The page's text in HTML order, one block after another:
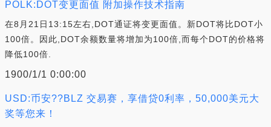
POLK:DOT变更面值 附加操作技术指南
在8月21日13:15左右,DOT通证将变更面值。新DOT将比DOT小
100倍。因此,DOT余额数量将增加为100倍,而每个DOT的价格将
降低100倍.
1900/1/1 0:00:00
USD:币安??BLZ 交易赛，享借贷0利率，50,000美元大
奖等您来！